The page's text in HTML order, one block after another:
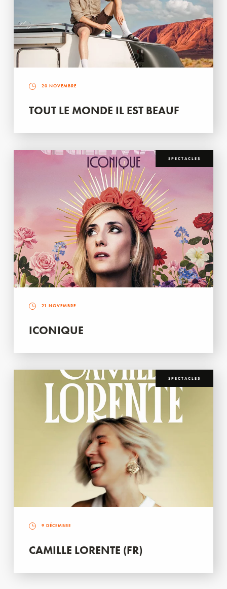
20 NOVEMBRE
TOUT LE MONDE IL EST BEAUF
SPECTACLES
21 NOVEMBRE
ICONIQUE
SPECTACLES
9 DÉCEMBRE
CAMILLE LORENTE (FR)